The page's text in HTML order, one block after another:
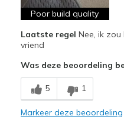
Poor Quality
Beste toepassingen
Width
Sizing
View On Shoes
Shoes
Poor build quality
Laatste regel Nee, ik
vriend
Was deze beoordeling
5 1
Markeer deze beoordeling